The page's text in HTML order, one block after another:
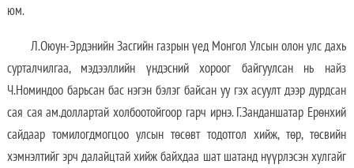
юм.
Л.Оюун-Эрдэнийн Засгийн газрын үед Монгол Улсын олон улс дахь
сурталчилгаа, мэдээллийн үндэсний хороог байгуулсан нь найз
Ч.Номиндоо барьсан бас нэгэн бэлэг байсан уу гэх асуулт дээр дурдсан
сая сая ам.доллартай холбоотойгоор гарч ирнэ. Г.Занданшатар Ерөнхий
сайдаар томилогдмогцоо улсын төсөвт тодотгол хийж, төр, төсвийн
хэмнэлтийг эрч далайцтай хийж байхдаа шат шатанд нүүрлэсэн хулгайг